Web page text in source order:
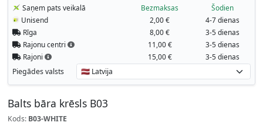
Saņem pats veikalā Bezmaksas
Šodien
Unisend
2,00 €
4-7 dienas
Rīga
8,00 €
3-5 dienas
Rajonu centri
11,00 €
3-5 dienas
Rajoni
15,00 € 3-5 dienas
Piegādes valsts
Balts bāra krēsls B03
Kods: B03-WHITE